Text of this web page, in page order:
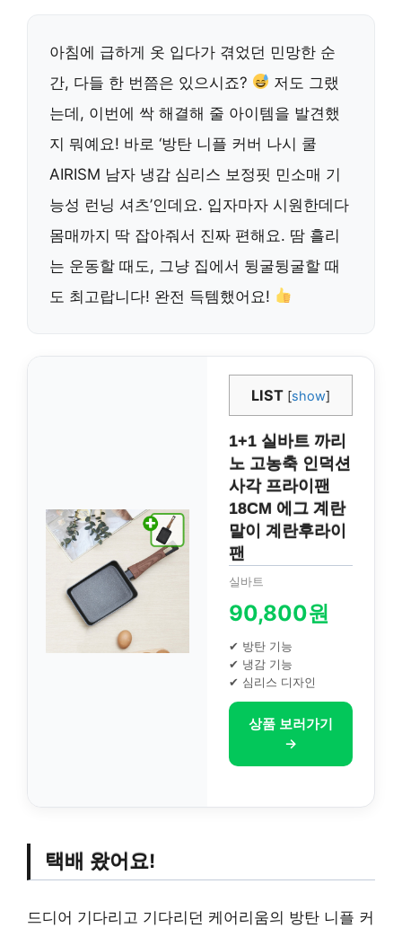
아침에 급하게 옷 입다가 겪었던 민망한 순
간, 다들 한 번쯤은 있으시죠?
저도 그랬
는데, 이번에 싹 해결해 줄 아이템을 발견했
지 뭐예요! 바로 ‘방탄 니플 커버 나시 쿨
AIRISM 남자 냉감 심리스 보정핏 민소매 기
능성 런닝 셔츠’인데요. 입자마자 시원한데다
몸매까지 딱 잡아줘서 진짜 편해요. 땀 흘리
는 운동할 때도, 그냥 집에서 뒹굴뒹굴할 때
도 최고랍니다! 완전 득템했어요!
LIST [show]
1+1 실바트 까리
노 고농축 인덕션
사각 프라이팬
18CM 에그 계란
말이 계란후라이
팬
실바트
90,800원
✔ 방탄 기능
✔ 냉감 기능
✔ 심리스 디자인
상품 보러가기
→
택배 왔어요!
드디어 기다리고 기다리던 케어리움의 방탄 니플 커